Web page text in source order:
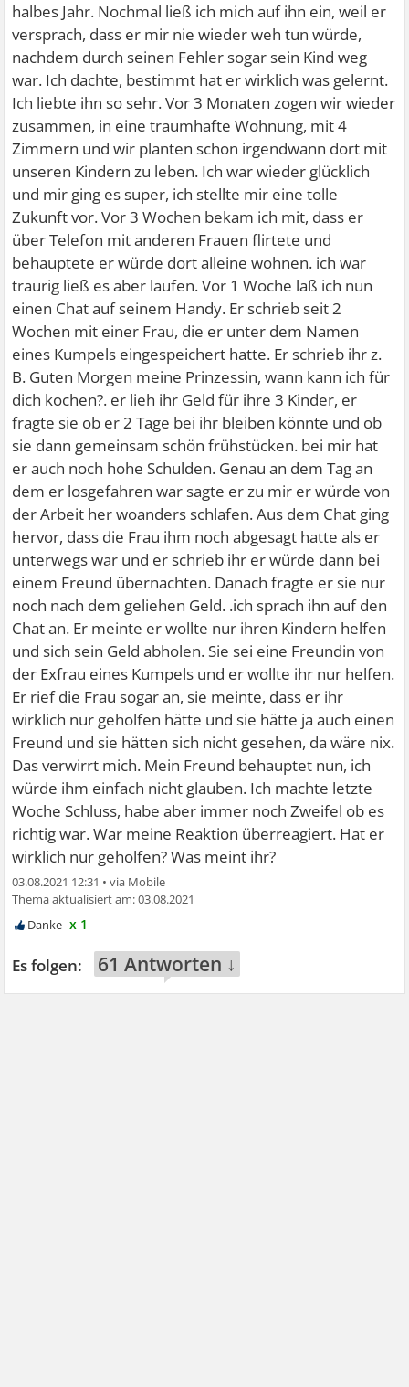
halbes Jahr. Nochmal ließ ich mich auf ihn ein, weil er
versprach, dass er mir nie wieder weh tun würde,
nachdem durch seinen Fehler sogar sein Kind weg
war. Ich dachte, bestimmt hat er wirklich was gelernt.
Ich liebte ihn so sehr. Vor 3 Monaten zogen wir wieder
zusammen, in eine traumhafte Wohnung, mit 4
Zimmern und wir planten schon irgendwann dort mit
unseren Kindern zu leben. Ich war wieder glücklich
und mir ging es super, ich stellte mir eine tolle
Zukunft vor. Vor 3 Wochen bekam ich mit, dass er
über Telefon mit anderen Frauen flirtete und
behauptete er würde dort alleine wohnen. ich war
traurig ließ es aber laufen. Vor 1 Woche laß ich nun
einen Chat auf seinem Handy. Er schrieb seit 2
Wochen mit einer Frau, die er unter dem Namen
eines Kumpels eingespeichert hatte. Er schrieb ihr z.
B. Guten Morgen meine Prinzessin, wann kann ich für
dich kochen?. er lieh ihr Geld für ihre 3 Kinder, er
fragte sie ob er 2 Tage bei ihr bleiben könnte und ob
sie dann gemeinsam schön frühstücken. bei mir hat
er auch noch hohe Schulden. Genau an dem Tag an
dem er losgefahren war sagte er zu mir er würde von
der Arbeit her woanders schlafen. Aus dem Chat ging
hervor, dass die Frau ihm noch abgesagt hatte als er
unterwegs war und er schrieb ihr er würde dann bei
einem Freund übernachten. Danach fragte er sie nur
noch nach dem geliehen Geld. .ich sprach ihn auf den
Chat an. Er meinte er wollte nur ihren Kindern helfen
und sich sein Geld abholen. Sie sei eine Freundin von
der Exfrau eines Kumpels und er wollte ihr nur helfen.
Er rief die Frau sogar an, sie meinte, dass er ihr
wirklich nur geholfen hätte und sie hätte ja auch einen
Freund und sie hätten sich nicht gesehen, da wäre nix.
Das verwirrt mich. Mein Freund behauptet nun, ich
würde ihm einfach nicht glauben. Ich machte letzte
Woche Schluss, habe aber immer noch Zweifel ob es
richtig war. War meine Reaktion überreagiert. Hat er
wirklich nur geholfen? Was meint ihr?
03.08.2021 12:31 •
03.08.2021
x 1
61 Antworten ↓